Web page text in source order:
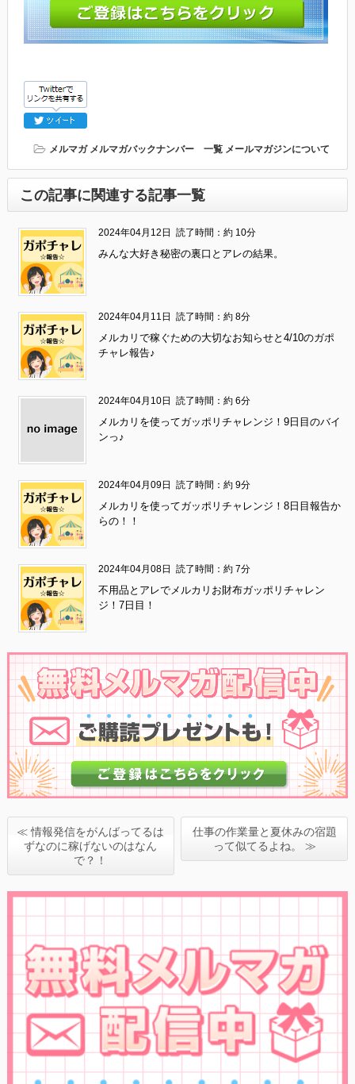
メルマガ メルマガバックナンバー 一覧 メールマガジンについて
この記事に関連する記事一覧
2024年04月12日 読了時間：約 10分
みんな大好き秘密の裏口とアレの結果。
2024年04月11日 読了時間：約 8分
メルカリで稼ぐための大切なお知らせと4/10のガポ
チャレ報告♪
2024年04月10日 読了時間：約 6分
メルカリを使ってガッポリチャレンジ！9日目のバイ
ンっ♪
2024年04月09日 読了時間：約 9分
メルカリを使ってガッポリチャレンジ！8日目報告か
らの！！
2024年04月08日 読了時間：約 7分
不用品とアレでメルカリお財布ガッポリチャレン
ジ！7日目！
≪ 情報発信をがんばってるは
ずなのに稼げないのはなん
で？！
仕事の作業量と夏休みの宿題
って似てるよね。 ≫